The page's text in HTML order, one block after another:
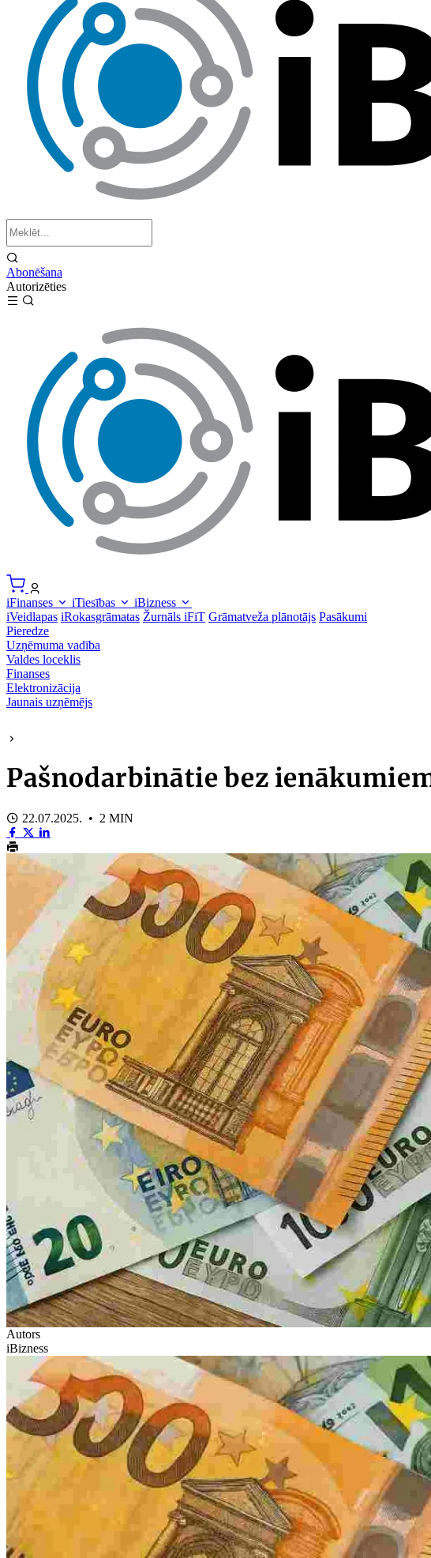
Abonēšana
Autorizēties
iFinanses iTiesības
iBizness
iVeidlapas iRokasgrāmatas Žurnāls iFiT Grāmatveža plānotājs Pasākumi
Pieredze
Uzņēmuma vadība
Valdes loceklis
Finanses
Elektronizācija
Jaunais uzņēmējs
Pašnodarbinātie bez
22.07.2025. • 2 MIN
Autors
iBizness